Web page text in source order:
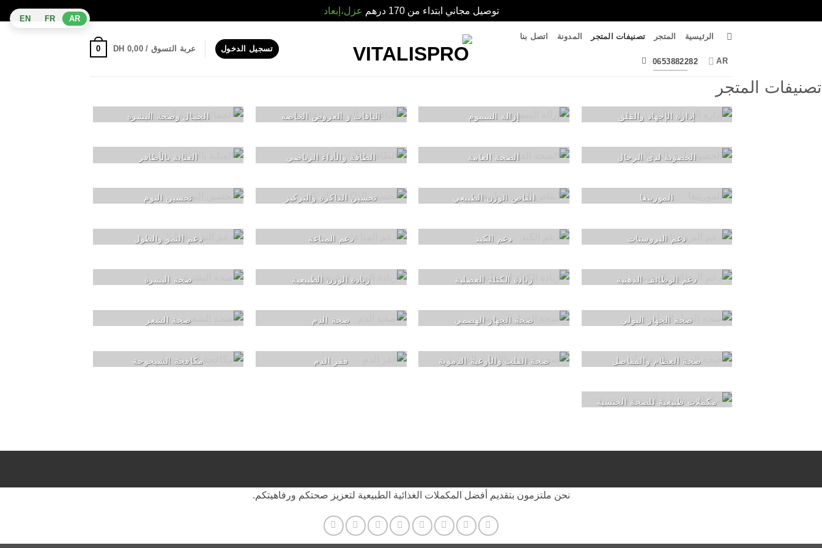
توصيل مجاني ابتداء من 170 درهم عزل،إبعاد
الرئيسية المتجر تصنيفات المتجر المدونة اتصل بنا
AR
0653882282
تسجيل الدخول عربة التسوق / DH 0,00
0
تصنيفات المتجر
إدارة الإجهاد والقلق إزالة السموم الباقات و العروض الخاصة الجمال وصحة البشرة
الخصوبة لدى الرجال الصحة العامة الطاقة والأداء الرياضي العناية بالأظافر
المورينغا انقاص الوزن الطبيعي تحسين الذاكرة والتركيز تحسين النوم
دعم البروستات دعم الكبد دعم المناعة دعم النمو والطول
دعم الوظائف الذهنية زيادة الكتلة العضلية زيادة الوزن الطبيعية صحة البشرة
صحة الجهاز البولي صحة الجهاز الهضمي صحة الدم صحة الشعر
صحة العظام والمفاصل صحة القلب والأوعية الدموية فقر الدم مكافحة الشيخوخة
مكملات طبيعية للصحة الجنسية
نحن ملتزمون بتقديم أفضل المكملات الغذائية الطبيعية لتعزيز صحتكم ورفاهيتكم.
AR
FR
EN